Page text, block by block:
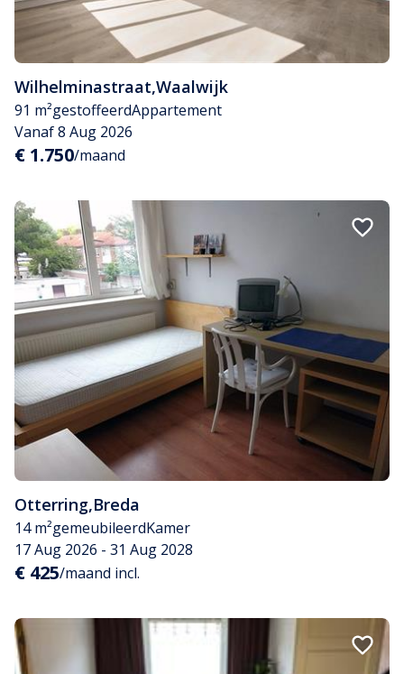
Wilhelminastraat,Waalwijk
91 m²gestoffeerdAppartement
Vanaf 8 Aug 2026
€ 1.750/maand
Otterring,Breda
14 m²gemeubileerdKamer
17 Aug 2026 - 31 Aug 2028
€ 425/maand incl.